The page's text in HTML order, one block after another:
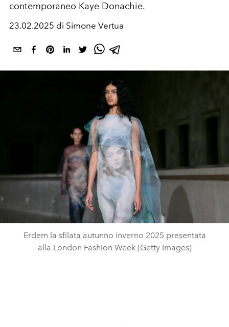
contemporaneo Kaye Donachie.
23.02.2025 di Simone Vertua
Erdem la sfilata autunno inverno 2025 presentata
alla London Fashion Week (Getty Images)